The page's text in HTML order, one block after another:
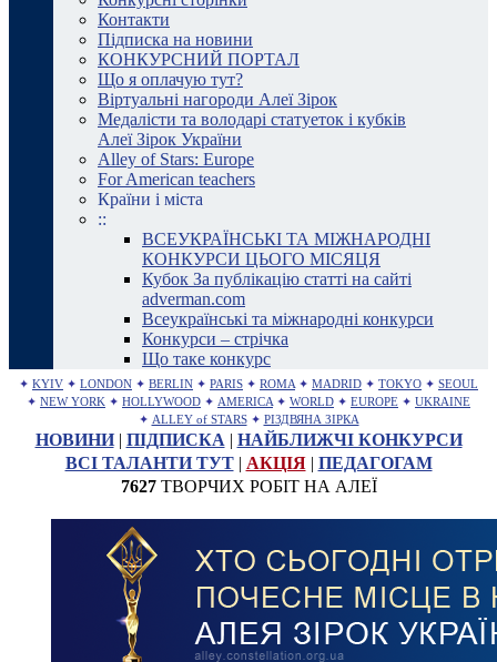
Контакти
Підписка на новини
КОНКУРСНИЙ ПОРТАЛ
Що я оплачую тут?
Віртуальні нагороди Алеї Зірок
Медалісти та володарі статуеток і кубків
Алеї Зірок України
Alley of Stars: Europe
For American teachers
Країни і міста
::
ВСЕУКРАЇНСЬКІ ТА МІЖНАРОДНІ
КОНКУРСИ ЦЬОГО МІСЯЦЯ
Кубок За публікацію статті на сайті
adverman.com
Всеукраїнські та міжнародні конкурси
Конкурси – стрічка
Що таке конкурс
✦ KYIV ✦ LONDON ✦ BERLIN ✦ PARIS ✦ ROMA ✦ MADRID ✦ TOKYO ✦ SEOUL
✦ NEW YORK ✦ HOLLYWOOD ✦ AMERICA ✦ WORLD ✦ EUROPE ✦ UKRAINE
✦ ALLEY of STARS ✦ РІЗДВЯНА ЗІРКА
НОВИНИ| ПІДПИСКА | НАЙБЛИЖЧІ КОНКУРСИ
ВСІ ТАЛАНТИ ТУТ| АКЦІЯ| ПЕДАГОГАМ
7627ТВОРЧИХ РОБІТ НА АЛЕЇ